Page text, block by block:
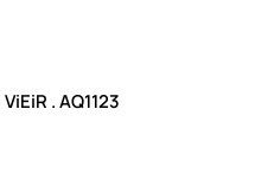
Группа безопасности МИНИ 3 BAR (20/1) AQ1123 ViEiR . AQ1123